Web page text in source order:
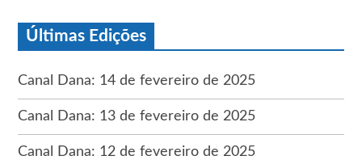
Últimas Edições
Canal Dana: 14 de fevereiro de 2025
Canal Dana: 13 de fevereiro de 2025
Canal Dana: 12 de fevereiro de 2025